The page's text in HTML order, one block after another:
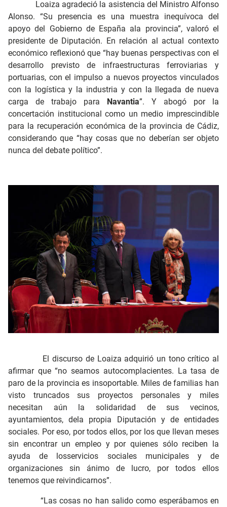
Loaiza agradeció la asistencia del Ministro Alfonso
Alonso. “Su presencia es una muestra inequívoca del
apoyo del Gobierno de España ala provincia”, valoró el
presidente de Diputación. En relación al actual contexto
económico reflexionó que “hay buenas perspectivas con el
desarrollo previsto de infraestructuras ferroviarias y
portuarias, con el impulso a nuevos proyectos vinculados
con la logística y la industria y con la llegada de nueva
carga de trabajo para Navantia”. Y abogó por la
concertación institucional como un medio imprescindible
para la recuperación económica de la provincia de Cádiz,
considerando que “hay cosas que no deberían ser objeto
nunca del debate político”.
El discurso de Loaiza adquirió un tono crítico al
afirmar que “no seamos autocomplacientes. La tasa de
paro de la provincia es insoportable. Miles de familias han
visto truncados sus proyectos personales y miles
necesitan aún la solidaridad de sus vecinos,
ayuntamientos, dela propia Diputación y de entidades
sociales. Por eso, por todos ellos, por los que llevan meses
sin encontrar un empleo y por quienes sólo reciben la
ayuda de losservicios sociales municipales y de
organizaciones sin ánimo de lucro, por todos ellos
tenemos que reivindicarnos”.
“Las cosas no han salido como esperábamos en